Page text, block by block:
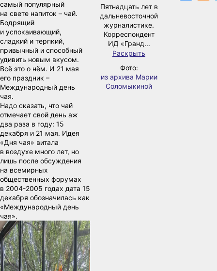
самый популярный
на свете напиток – чай.
Бодрящий
и успокаивающий,
сладкий и терпкий,
привычный и способный
удивить новым вкусом.
Всё это о нём. И 21 мая
его праздник –
Международный день
чая.
Надо сказать, что чай
отмечает свой день аж
два раза в году: 15
декабря и 21 мая. Идея
«Дня чая» витала
в воздухе много лет, но
лишь после обсуждения
на всемирных
общественных форумах
в 2004-2005 годах дата 15
декабря обозначилась как
«Международный день
чая».
Пятнадцать лет в
дальневосточной
журналистике.
Корреспондент
ИД «Гранд...
Раскрыть
Фото:
из архива Марии
Соломыкиной